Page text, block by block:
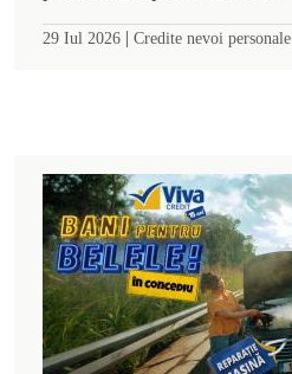
29 Iul 2026 | Credite nevoi personale